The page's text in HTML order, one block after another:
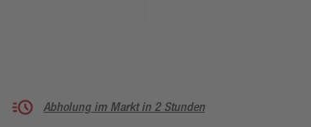
Abholung im Markt in 2 Stunden